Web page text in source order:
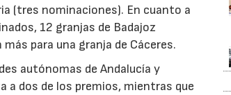
(tres nominaciones). En cuanto a
12 granjas de Badajoz
para una granja de Cáceres.
autónomas de Andalucía y
a dos de los premios, mientras que
30/07/2026